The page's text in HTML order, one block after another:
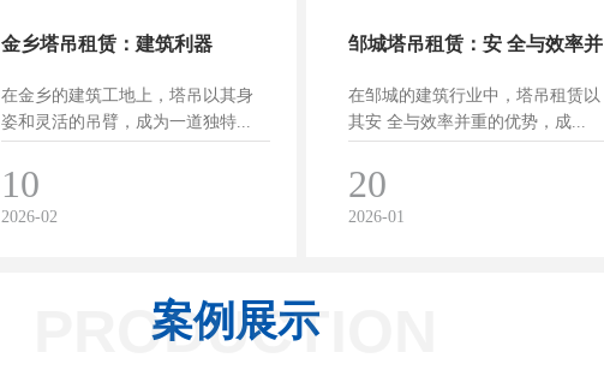
金乡塔吊租赁：建筑利器
在金乡的建筑工地上，塔吊以其身
姿和灵活的吊臂，成为一道独特...
10
2026-02
邹城塔吊租赁：安 全与效率并
重的发展之路
在邹城的建筑行业中，塔吊租赁以
其安 全与效率并重的优势，成...
20
2026-01
PRODUCTION
案例展示